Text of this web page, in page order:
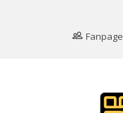
Fanpage